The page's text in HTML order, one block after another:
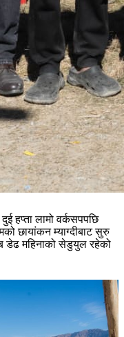
हप्ता लामो वर्कसपपछि
छायांकन म्याग्दीबाट सुरु
डेढ महिनाको सेडुयुल रहेको